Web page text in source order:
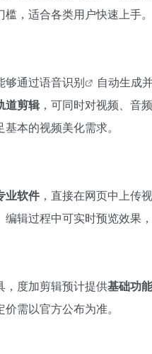
，适合各类用户快速上手。
够通过语音识别 自动生成
道剪辑，可同时对视频、音
本的视频美化需求。
业软件 ，直接在网页中上传
辑过程中可实时预览效果
，度加剪辑预计提供基础功
需以官方公布为准。